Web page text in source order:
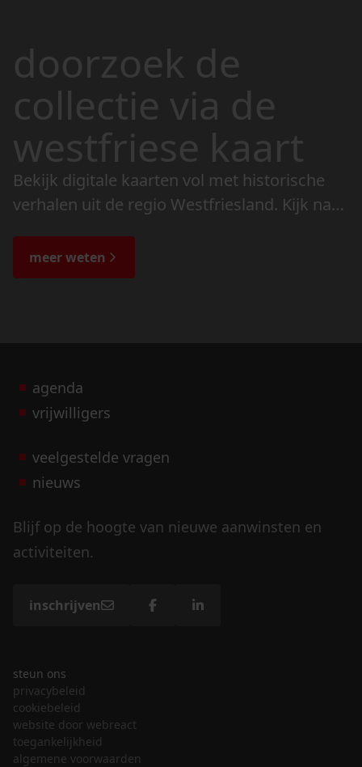
doorzoek de
collectie via de
westfriese kaart
Bekijk digitale kaarten vol met historische
verhalen uit de regio Westfriesland. Kijk naar
de bijzondere verhalen.
meer weten
agenda
vrijwilligers
veelgestelde vragen
nieuws
Blijf op de hoogte van nieuwe aanwinsten en
activiteiten.
inschrijven
steun ons
privacybeleid
cookiebeleid
website door webreact
toegankelijkheid
algemene voorwaarden